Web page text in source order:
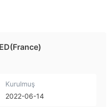
Kurulmuş
2022-06-14